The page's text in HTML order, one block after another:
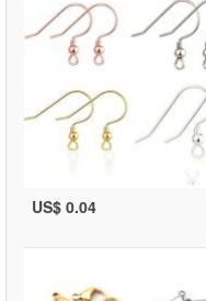
US$ 0.04